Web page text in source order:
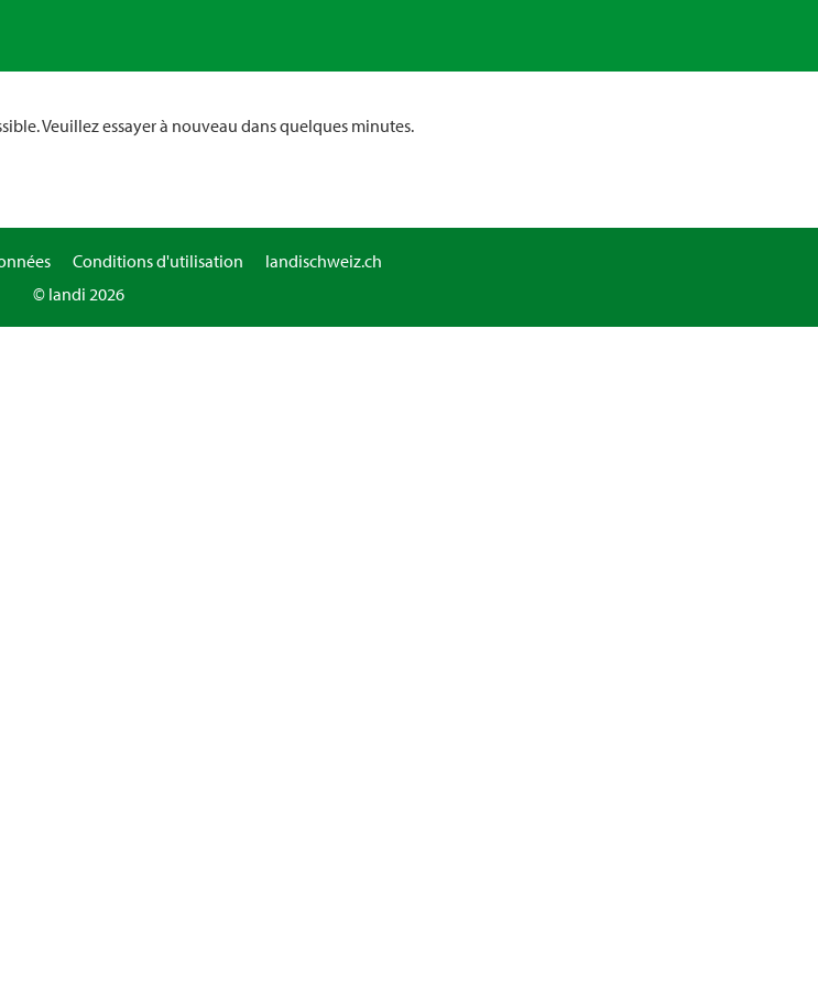
Veuillez essayer à nouveau dans quelques minutes.
Conditions d'utilisation
landischweiz.ch
© landi 2026